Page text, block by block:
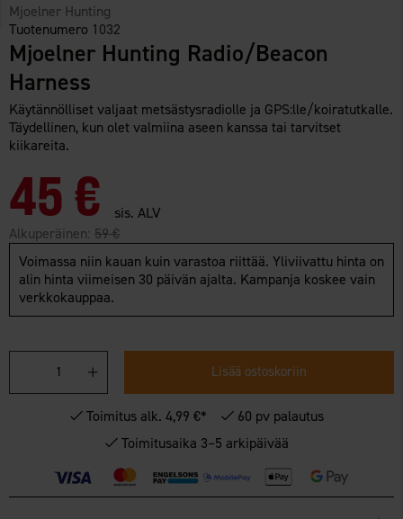
Mjoelner Hunting
Tuotenumero 1032
Mjoelner Hunting Radio/Beacon
Harness
Käytännölliset valjaat metsästysradiolle ja GPS:lle/koiratutkalle.
Täydellinen, kun olet valmiina aseen kanssa tai tarvitset
kiikareita.
45 €
sis. ALV
Alkuperäinen: 59 €
Voimassa niin kauan kuin varastoa riittää. Yliviivattu hinta on
alin hinta viimeisen 30 päivän ajalta. Kampanja koskee vain
verkkokauppaa.
Lisää ostoskoriin
Toimitus alk. 4,99 €*
60 pv palautus
Toimitusaika 3–5 arkipäivää